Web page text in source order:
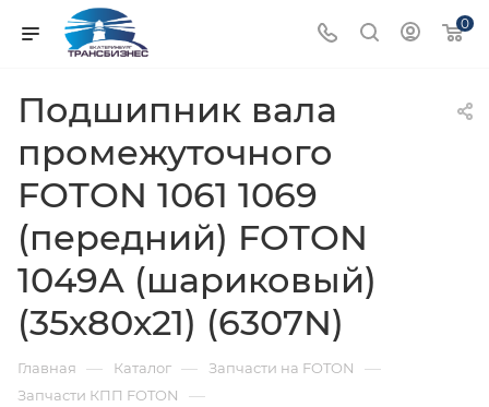
0
Подшипник вала
промежуточного
FOTON 1061 1069
(передний) FOTON
1049А (шариковый)
(35х80х21) (6307N)
Главная — Каталог — Запчасти на FOTON —
Запчасти КПП FOTON —